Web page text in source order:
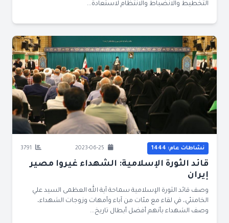
التخطيط والانضباط والانتظام لاستعادة...
نشاطات عام: 1444
قائد الثورة الإسلامية: الشهداء غيروا مصير
إيران
وصف قائد الثورة الإسلامية سماحة آية الله العظمى السيد علي
الخامنئي، في لقاء مع مئات من آباء وأمهات وزوجات الشهداء،
وصف الشهداء بأنهم أفضل أبطال تاريخ...